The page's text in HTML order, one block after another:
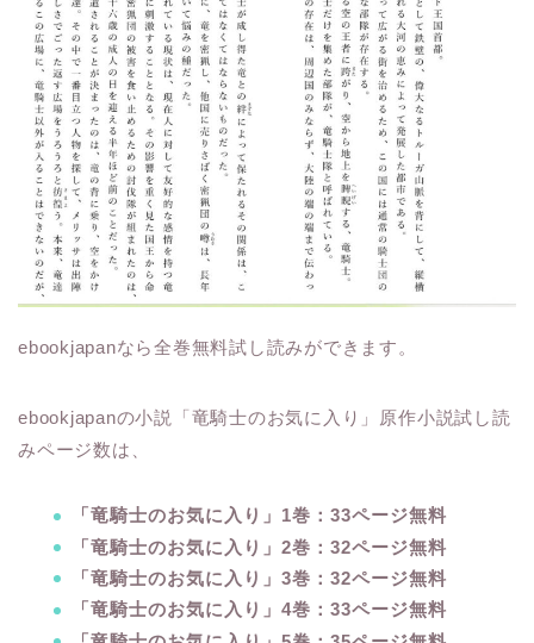
ebookjapanなら全巻無料試し読みができます。
ebookjapanの小説「竜騎士のお気に入り」原作小説試し読
みページ数は、
「竜騎士のお気に入り」1巻：33ページ無料
「竜騎士のお気に入り」2巻：32ページ無料
「竜騎士のお気に入り」3巻：32ページ無料
「竜騎士のお気に入り」4巻：33ページ無料